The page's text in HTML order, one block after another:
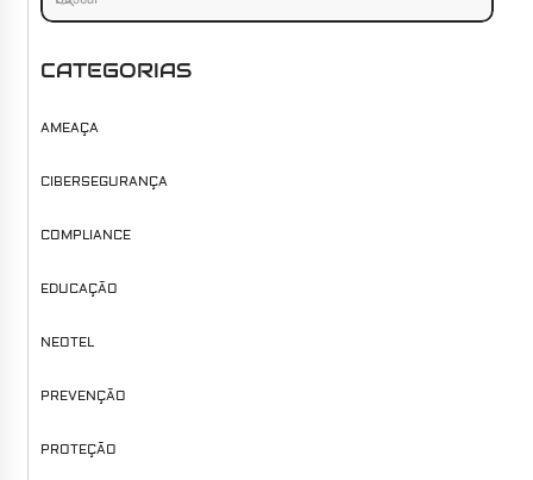
CATEGORIAS
AMEAÇA
CIBERSEGURANÇA
COMPLIANCE
EDUCAÇÃO
NEOTEL
PREVENÇÃO
PROTEÇÃO